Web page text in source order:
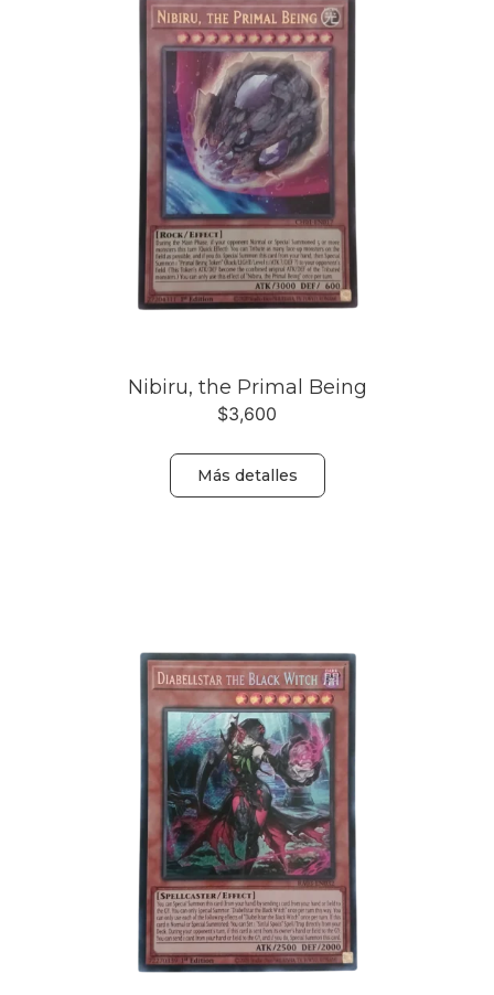
Nibiru, the Primal Being
$3,600
Más detalles